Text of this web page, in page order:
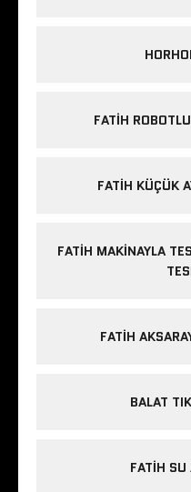
FATIH
FATIH KÜÇÜK
FATIH MAKINAYLA
FATIH
BALAT
FATIH